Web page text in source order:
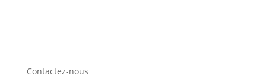
Contactez-nous